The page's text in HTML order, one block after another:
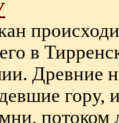
в
Древние
гору,
потоком